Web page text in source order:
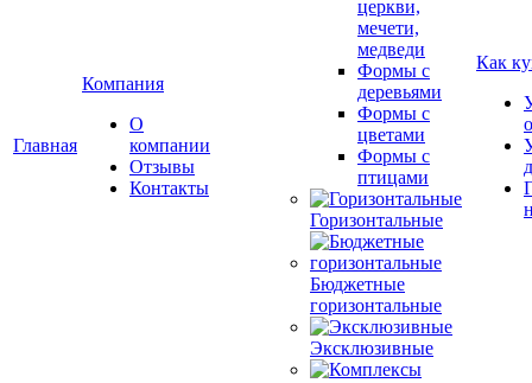
Главная
Компания
О
компании
Отзывы
Контакты
церкви,
мечети,
медведи
Формы с
деревьями
Формы с
цветами
Формы с
птицами
Горизонтальные
Бюджетные
горизонтальные
Эксклюзивные
Как